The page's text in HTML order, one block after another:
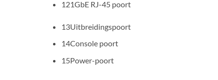
121GbE RJ-45 poort
13Uitbreidingspoort
14Console poort
15Power-poort